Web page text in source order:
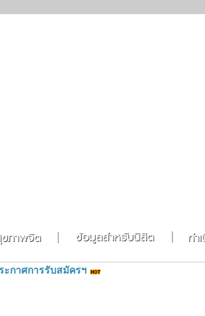
ะกาศการรับสมัครฯ